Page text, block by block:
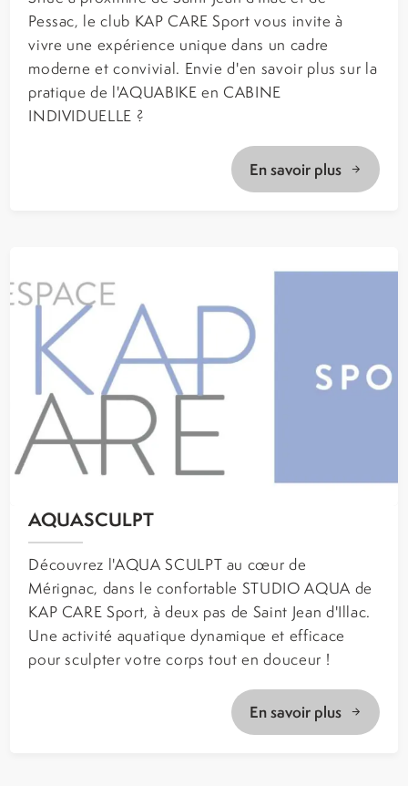
Pessac, le club KAP CARE Sport vous invite à
vivre une expérience unique dans un cadre
moderne et convivial. Envie d'en savoir plus sur la
pratique de l'AQUABIKE en CABINE
INDIVIDUELLE ?
En savoir plus
AQUASCULPT
Découvrez l'AQUA SCULPT au cœur de
Mérignac, dans le confortable STUDIO AQUA de
KAP CARE Sport, à deux pas de Saint Jean d'Illac.
Une activité aquatique dynamique et efficace
pour sculpter votre corps tout en douceur !
En savoir plus